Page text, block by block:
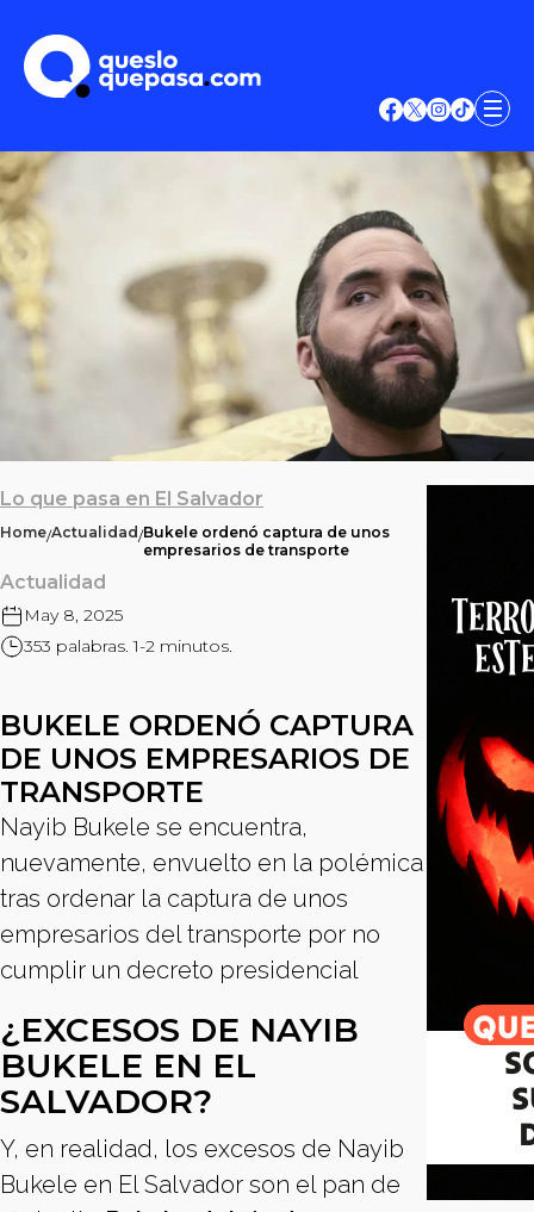
Lo que pasa en El Salvador
Home/Actualidad/Bukele ordenó captura de unos
empresarios de transporte
Actualidad
May 8, 2025
353 palabras. 1-2 minutos.
BUKELE ORDENÓ CAPTURA
DE UNOS EMPRESARIOS DE
TRANSPORTE
Nayib Bukele se encuentra,
nuevamente, envuelto en la polémica
tras ordenar la captura de unos
empresarios del transporte por no
cumplir un decreto presidencial
¿EXCESOS DE NAYIB
BUKELE EN EL
SALVADOR?
Y, en realidad, los excesos de Nayib
Bukele en El Salvador son el pan de